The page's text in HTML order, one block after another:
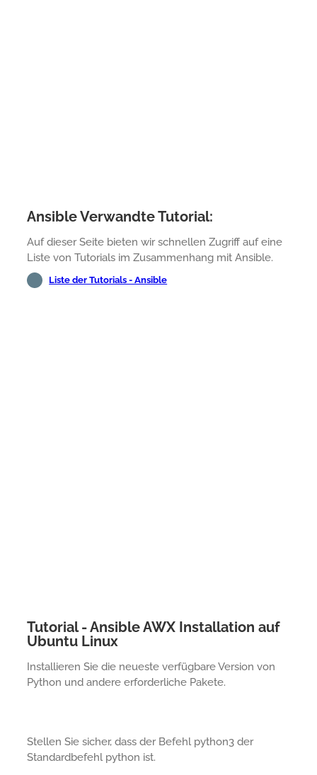
Ansible Verwandte Tutorial:
Auf dieser Seite bieten wir schnellen Zugriff auf eine
Liste von Tutorials im Zusammenhang mit Ansible.
Liste der Tutorials - Ansible
Tutorial - Ansible AWX Installation auf
Ubuntu Linux
Installieren Sie die neueste verfügbare Version von
Python und andere erforderliche Pakete.
Stellen Sie sicher, dass der Befehl python3 der
Standardbefehl python ist.